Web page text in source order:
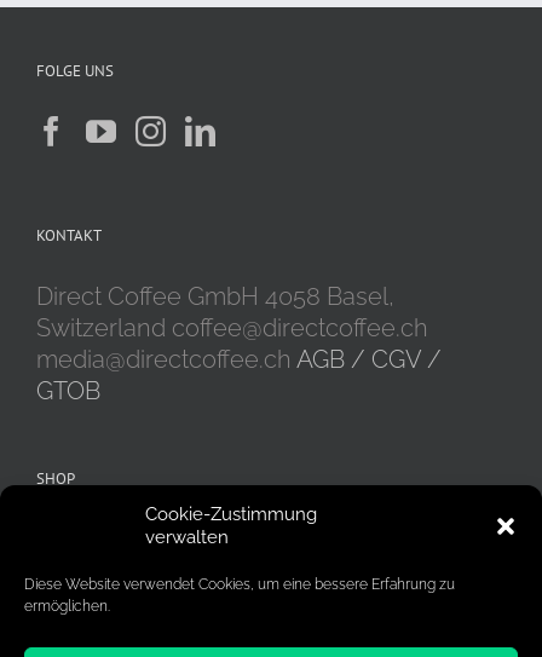
Cookie-Zustimmung
verwalten
Diese Website verwendet Cookies, um eine bessere Erfahrung zu
ermöglichen.
FOLGE UNS
KONTAKT
Direct Coffee GmbH 4058 Basel,
Switzerland coffee@directcoffee.ch
media@directcoffee.ch AGB / CGV /
GTOB
SHOP
Alle Produkte Kaffeebohnen
Kaffeekapseln Gemahlener Kaffee